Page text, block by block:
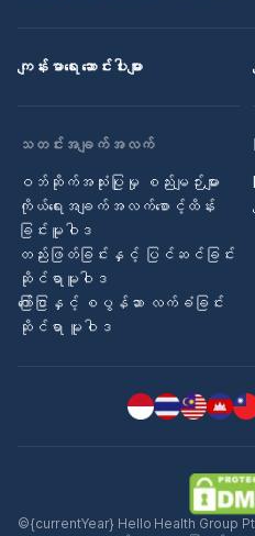
ကျန်းမာရေး ဆောင်းပါးများ
သတင်းအချက်အလက်
ဝဘ်ဆိုက်အသုံးပြုမှု စည်းမျဉ်းများ
ကိုယ်ရေးအချက်အလက်စောင့်ထိန်း
ခြင်းမူဝါဒ
တည်းဖြတ်ခြင်းနှင့် ပြင်ဆင်ခြင်း
ဆိုင်ရာမူဝါဒ
ကြော်ငြာနှင့် စပွန်ဆာ လက်ခံခြင်း
ဆိုင်ရာ မူဝါဒ
©{currentYear} Hello Health Group